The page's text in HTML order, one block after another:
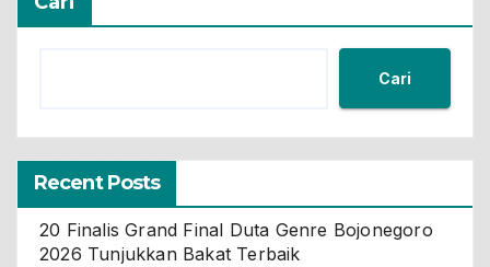
Cari
Recent Posts
20 Finalis Grand Final Duta Genre Bojonegoro
2026 Tunjukkan Bakat Terbaik